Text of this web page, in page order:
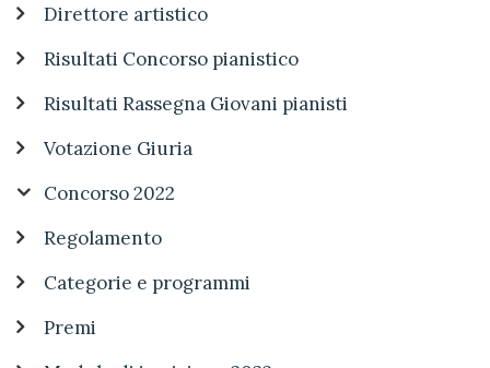
Direttore artistico
Risultati Concorso pianistico
Risultati Rassegna Giovani pianisti
Votazione Giuria
Concorso 2022
Regolamento
Categorie e programmi
Premi